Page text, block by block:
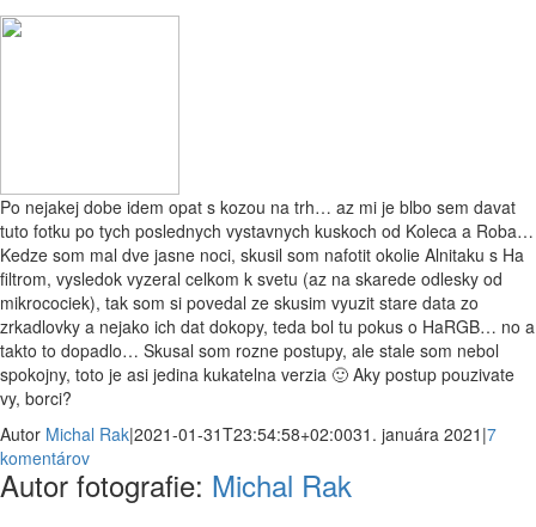
Facebook
Email
Po nejakej dobe idem opat s kozou na trh… az mi je blbo sem davat
tuto fotku po tych poslednych vystavnych kuskoch od Koleca a Roba…
Kedze som mal dve jasne noci, skusil som nafotit okolie Alnitaku s Ha
filtrom, vysledok vyzeral celkom k svetu (az na skarede odlesky od
mikrocociek), tak som si povedal ze skusim vyuzit stare data zo
zrkadlovky a nejako ich dat dokopy, teda bol tu pokus o HaRGB… no a
takto to dopadlo… Skusal som rozne postupy, ale stale som nebol
spokojny, toto je asi jedina kukatelna verzia 🙂 Aky postup pouzivate
vy, borci?
Autor Michal Rak|2021-01-31T23:54:58+02:0031. januára 2021 |7
komentárov
Autor fotografie: Michal Rak